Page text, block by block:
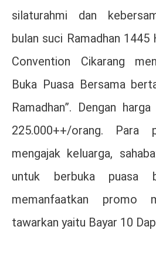
silaturahmi dan
bulan suci Ramadhan
Convention Cikarang
Buka Puasa Bersama
Ramadhan”. Dengan
225.000++/orang. Para
mengajak keluarga,
untuk berbuka puasa
memanfaatkan promo
tawarkan yaitu Bayar 10